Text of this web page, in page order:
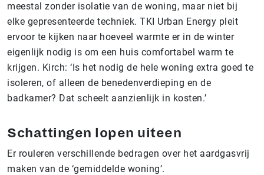
meestal zonder isolatie van de woning, maar niet bij
elke gepresenteerde techniek. TKI Urban Energy pleit
ervoor te kijken naar hoeveel warmte er in de winter
eigenlijk nodig is om een huis comfortabel warm te
krijgen. Kirch: ‘Is het nodig de hele woning extra goed te
isoleren, of alleen de benedenverdieping en de
badkamer? Dat scheelt aanzienlijk in kosten.’
Schattingen lopen uiteen
Er rouleren verschillende bedragen over het aardgasvrij
maken van de ‘gemiddelde woning’.